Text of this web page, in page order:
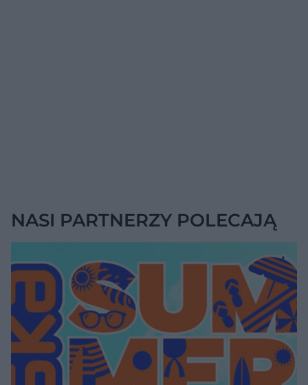
NASI PARTNERZY POLECAJĄ